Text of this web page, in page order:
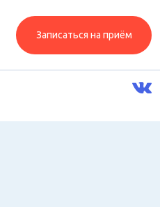
Записаться на приём